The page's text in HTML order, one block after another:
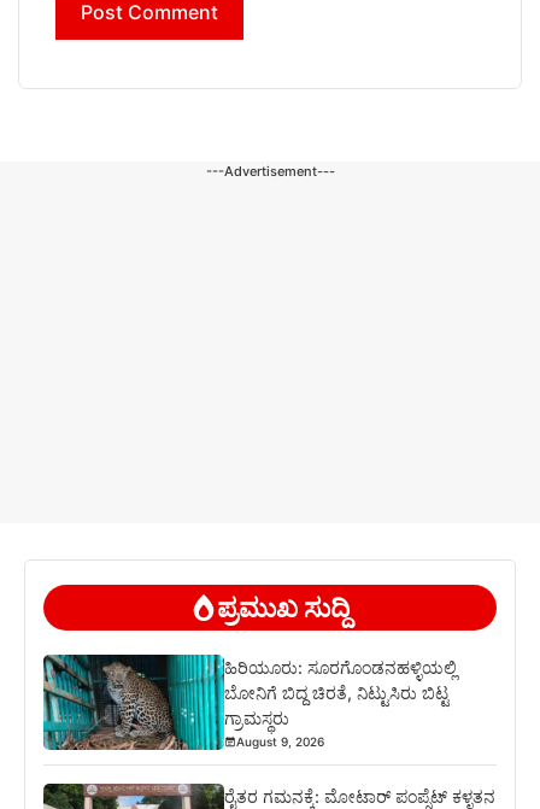
---Advertisement---
ಪ್ರಮುಖ ಸುದ್ದಿ
ಹಿರಿಯೂರು: ಸೂರಗೊಂಡನಹಳ್ಳಿಯಲ್ಲಿ
ಬೋನಿಗೆ ಬಿದ್ದ ಚಿರತೆ, ನಿಟ್ಟುಸಿರು ಬಿಟ್ಟ
ಗ್ರಾಮಸ್ಥರು
August 9, 2026
ರೈತರ ಗಮನಕ್ಕೆ: ಮೋಟಾರ್ ಪಂಪ್ಸೆಟ್ ಕಳ್ಳತನ